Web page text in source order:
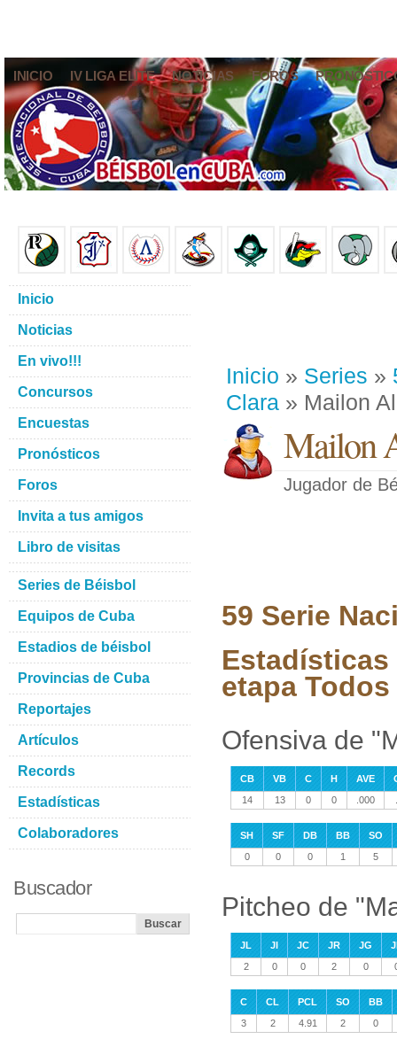
INICIO IV LIGA ELITE NOTICIAS FOROS
Inicio » Series »
Clara » Mailon
Mailon
Jugador de
59 Serie
etapa
Ofensiva de
CB VB C H AVE
14
13 0 0 .000
SH SF DB BB
SO
0
0 0 1 5
Pitcheo de
JL JI JC JR JG
2
0 0 2 0
C CL PCL SO
BB
3
2 4.91 2 0
Inicio
Noticias
En vivo!!!
Concursos
Encuestas
Pronósticos
Foros
Invita a tus amigos
Libro de visitas
Series de Béisbol
Equipos de Cuba
Estadios de béisbol
Provincias de Cuba
Reportajes
Artículos
Records
Estadísticas
Colaboradores
Buscador